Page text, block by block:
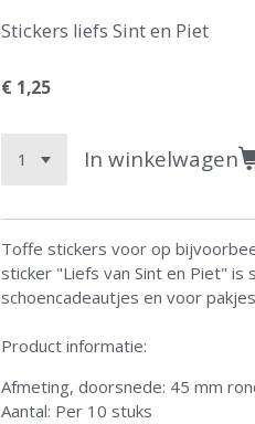
Stickers liefs Sint en Piet
€ 1,25
In winkelwagen
Toffe stickers voor op
sticker "Liefs van Sint en Piet" is
schoencadeautjes en voor
Product informatie:
Afmeting, doorsnede: 45 mm
Aantal: Per 10 stuks